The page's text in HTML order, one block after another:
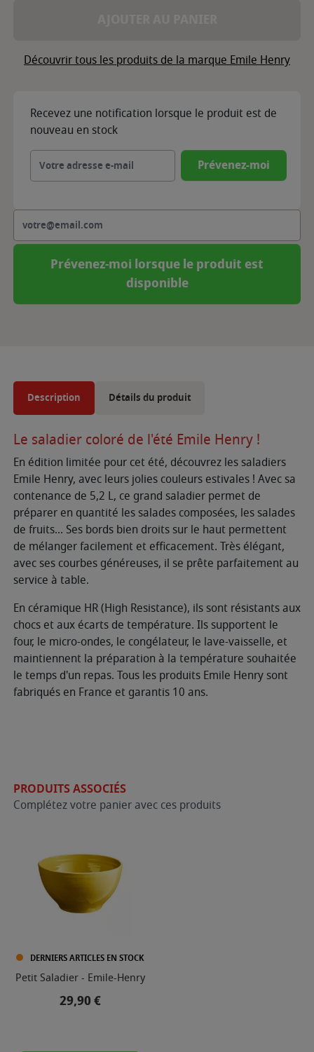
Découvrir tous les produits de la marque Emile Henry
Recevez une notification lorsque le produit est de
nouveau en stock
Prévenez-moi
Prévenez-moi lorsque le produit est
disponible
Description Détails du produit
Le saladier coloré de l'été Emile Henry !
En édition limitée pour cet été, découvrez les saladiers
Emile Henry, avec leurs jolies couleurs estivales ! Avec sa
contenance de 5,2 L, ce grand saladier permet de
préparer en quantité les salades composées, les salades
de fruits... Ses bords bien droits sur le haut permettent
de mélanger facilement et efficacement. Très élégant,
avec ses courbes généreuses, il se prête parfaitement au
service à table.
En céramique HR (High Resistance), ils sont résistants aux
chocs et aux écarts de température. Ils supportent le
four, le micro-ondes, le congélateur, le lave-vaisselle, et
maintiennent la préparation à la température souhaitée
le temps d'un repas. Tous les produits Emile Henry sont
fabriqués en France et garantis 10 ans.
PRODUITS ASSOCIÉS
Complétez votre panier avec ces produits
DERNIERS ARTICLES EN STOCK
Petit Saladier - Emile-Henry
Prix
29,90 €